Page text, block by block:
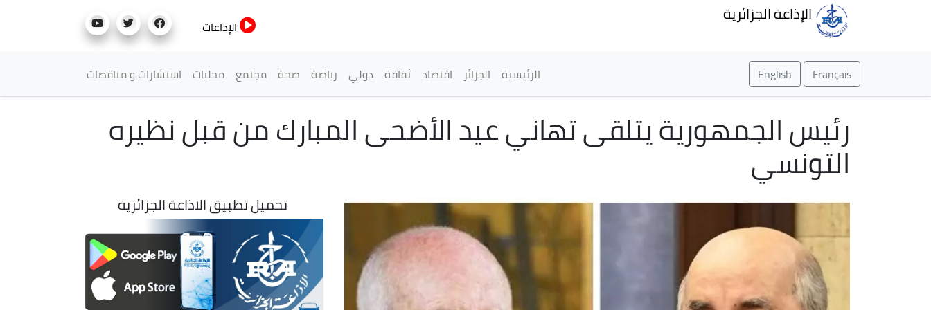
الإذاعة الجزائرية
الإذاعات
Français
English القائمة الرئيسية
الرئيسية الجزائر اقتصاد ثقافة دولي رياضة صحة مجتمع محليات استشارات و مناقصات
رئيس الجمهورية يتلقى تهاني عيد الأضحى المبارك من قبل نظيره
التونسي
تحميل تطبيق الاذاعة الجزائرية